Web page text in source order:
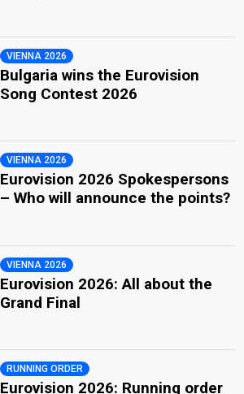
VIENNA 2026
Bulgaria wins the Eurovision
Song Contest 2026
VIENNA 2026
Eurovision 2026 Spokespersons
– Who will announce the points?
VIENNA 2026
Eurovision 2026: All about the
Grand Final
RUNNING ORDER
Eurovision 2026: Running order